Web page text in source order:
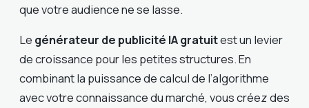
que votre audience ne se lasse.
Le générateur de publicité IA gratuitest un levier
de croissance pour les petites structures. En
combinant la puissance de calcul de l’algorithme
avec votre connaissance du marché, vous créez des